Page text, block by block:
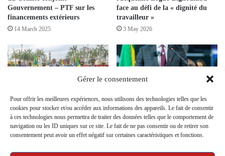
Gérer le consentement
Pour offrir les meilleures expériences, nous utilisons des technologies telles que les
cookies pour stocker et/ou accéder aux informations des appareils. Le fait de consentir
à ces technologies nous permettra de traiter des données telles que le comportement de
navigation ou les ID uniques sur ce site. Le fait de ne pas consentir ou de retirer son
consentement peut avoir un effet négatif sur certaines caractéristiques et fonctions.
Gouvernement – PTF sur les
financements extérieurs
14 March 2025
face au défi de la « dignité du
travailleur »
3 May 2026
Gabon – Rémunérations
publiques : quand l’État
revalorise le sommet militaire et
laisse les secteurs sociaux à
Fonction Publique au Gabon : 4
100 postes budgétaires attribués
par le CTRI en un an